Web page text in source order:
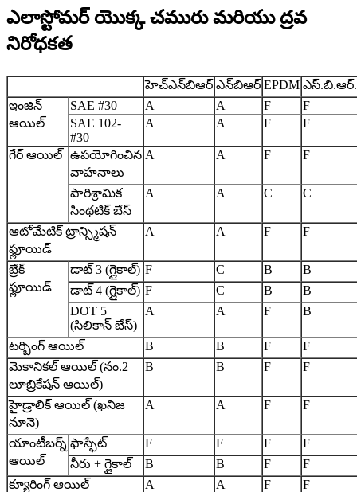
ఎలాస్టోమర్ యొక్క చమురు మరియు ద్రవ
నిరోధకత
హెచ్‌ఎన్‌బిఆర్ ఎన్‌బిఆర్ EPDM ఎస్.బి.ఆర్.
ఇంజిన్
ఆయిల్
SAE #30 A A F
F
SAE 102-
#30
A A F F
గేర్ ఆయిల్ ఉపయోగించిన
వాహనాలు
A A F F
పారిశ్రామిక
సింథటిక్ బేస్
A A C C
ఆటోమేటిక్ ట్రాన్స్మిషన్
ఫ్లూయిడ్
A A F F
బ్రేక్
ఫ్లూయిడ్
డాట్ 3 (గ్లైకాల్) F C B
B
డాట్ 4 (గ్లైకాల్) F C B
B
DOT 5
(సిలికాన్ బేస్)
A A F B
టర్బింగ్ ఆయిల్ B B F
F
మెకానికల్ ఆయిల్ (నం.2
లూబ్రికేషన్ ఆయిల్)
B B F F
హైడ్రాలిక్ ఆయిల్ (ఖనిజ
నూనె)
A A F F
యాంటీబర్న్
ఆయిల్
ఫాస్ఫేట్ F F F
F
నీరు + గ్లైకాల్
B B F
F
క్యూరింగ్ ఆయిల్
A A F
F